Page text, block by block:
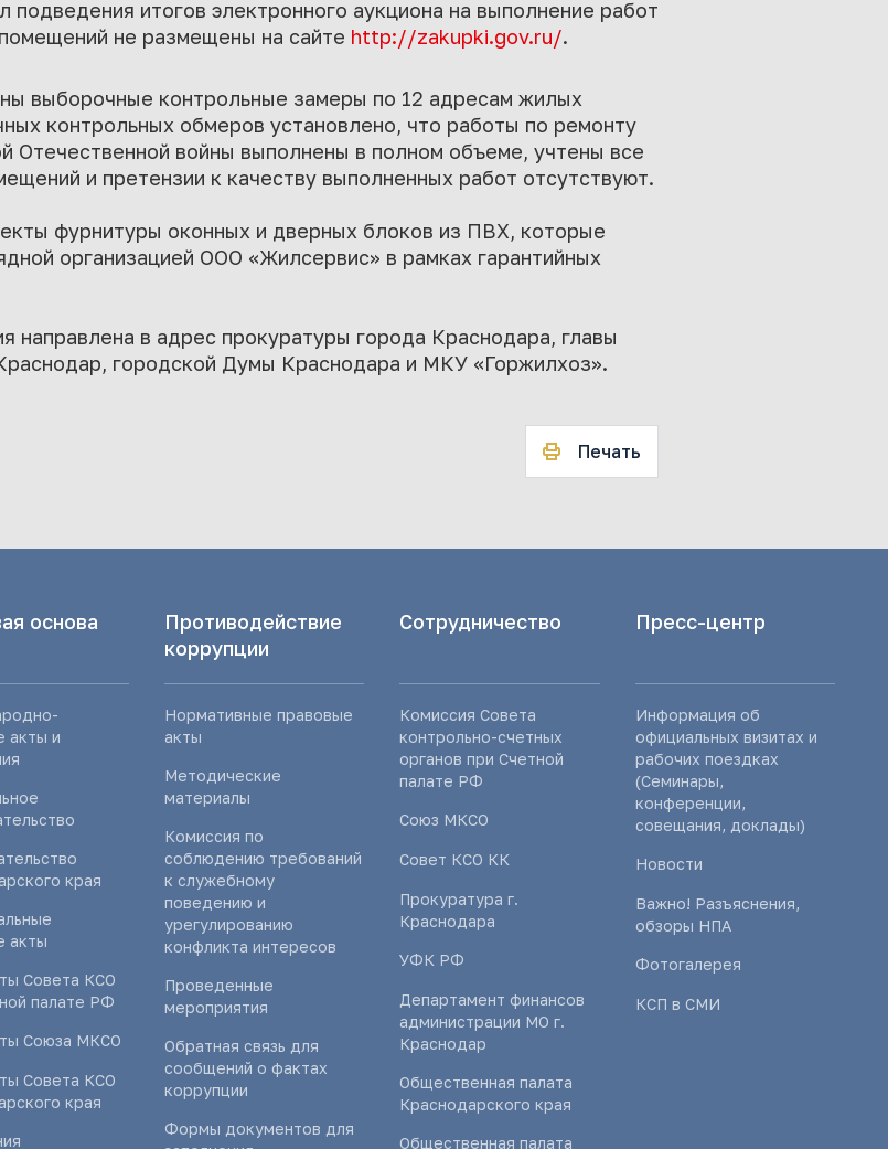
подведения итогов электронного аукциона на выполнение работ
не размещены на сайте http://zakupki.gov.ru/.
выборочные контрольные замеры по 12 адресам жилых
контрольных обмеров установлено, что работы по ремонту
Отечественной войны выполнены в полном объеме, учтены все
и претензии к качеству выполненных работ отсутствуют.
фурнитуры оконных и дверных блоков из ПВХ, которые
организацией ООО «Жилсервис» в рамках гарантийных
направлена в адрес прокуратуры города Краснодара, главы
городской Думы Краснодара и МКУ «Горжилхоз».
Печать
основа
акты и
края
акты
Совета КСО
палате РФ
Союза МКСО
Совета КСО
края
Противодействие
коррупции
Нормативные правовые
акты
Методические
материалы
Комиссия по
соблюдению требований
к служебному
поведению и
урегулированию
конфликта интересов
Проведенные
мероприятия
Обратная связь для
сообщений о фактах
коррупции
Формы документов для
Сотрудничество
Комиссия Совета
контрольно-счетных
органов при Счетной
палате РФ
Союз МКСО
Совет КСО КК
Прокуратура г.
Краснодара
УФК РФ
Департамент финансов
администрации МО г.
Краснодар
Общественная палата
Краснодарского края
Общественная палата
Пресс-центр
Информация об
официальных визитах и
рабочих поездках
(Семинары,
конференции,
совещания, доклады)
Новости
Важно! Разъяснения,
обзоры НПА
Фотогалерея
КСП в СМИ